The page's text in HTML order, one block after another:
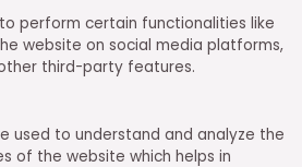
perform certain functionalities like
website on social media platforms,
third-party features.
used to understand and analyze the
of the website which helps in